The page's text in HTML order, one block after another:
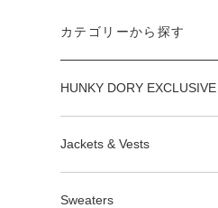
カテゴリーから探す
HUNKY DORY EXCLUSIVE
Jackets & Vests
Sweaters